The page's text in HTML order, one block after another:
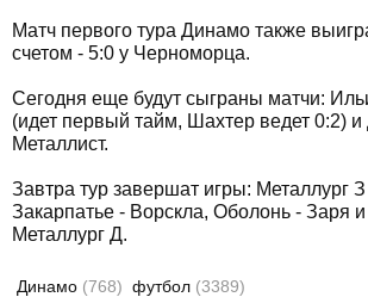
Матч первого тура Динамо также
счетом - 5:0 у Черноморца.
Сегодня еще будут сыграны матчи:
(идет первый тайм, Шахтер ведет 0:2)
Металлист.
Завтра тур завершат игры: Металлург
Закарпатье - Ворскла, Оболонь - Заря
Металлург Д.
Динамо (768) футбол (3389)